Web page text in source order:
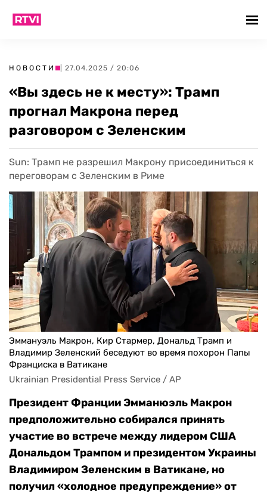
НОВОСТИ | 27.04.2025 / 20:06
«Вы здесь не к месту»: Трамп
прогнал Макрона перед
разговором с Зеленским
Sun: Трамп не разрешил Макрону присоединиться к
переговорам с Зеленским в Риме
Эммануэль Макрон, Кир Стармер, Дональд Трамп и
Владимир Зеленский беседуют во время похорон Папы
Франциска в Ватикане
Ukrainian Presidential Press Service / AP
Президент Франции Эмманюэль Макрон
предположительно собирался принять
участие во встрече между лидером США
Дональдом Трампом и президентом Украины
Владимиром Зеленским в Ватикане, но
получил «холодное предупреждение» от